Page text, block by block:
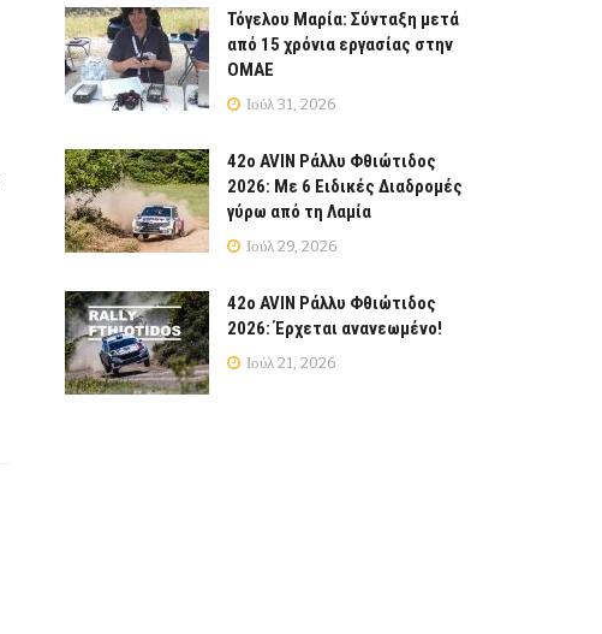
Τόγελου Μαρία: Σύνταξη μετά
από 15 χρόνια εργασίας στην
ΟΜΑΕ
Ιούλ 31, 2026
42ο AVIN Ράλλυ Φθιώτιδος
2026: Με 6 Ειδικές Διαδρομές
γύρω από τη Λαμία
Ιούλ 29, 2026
42ο AVIN Ράλλυ Φθιώτιδος
2026: Έρχεται ανανεωμένο!
Ιούλ 21, 2026